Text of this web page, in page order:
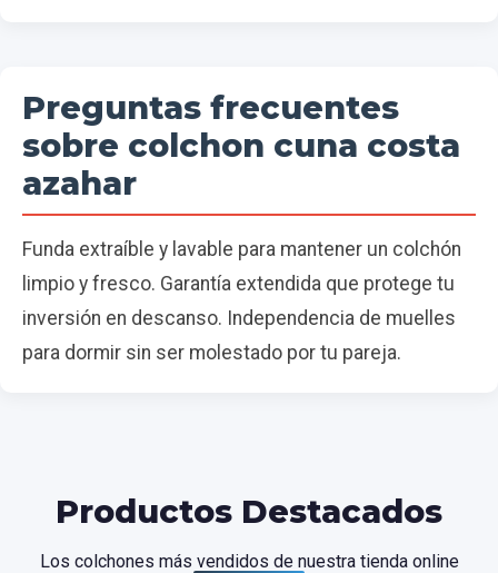
Preguntas frecuentes
sobre colchon cuna costa
azahar
Funda extraíble y lavable para mantener un colchón
limpio y fresco. Garantía extendida que protege tu
inversión en descanso. Independencia de muelles
para dormir sin ser molestado por tu pareja.
Productos Destacados
Los colchones más vendidos de nuestra tienda online